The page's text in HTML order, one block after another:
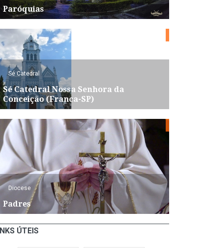
Paróquias
Sé Catedral
Sé Catedral Nossa Senhora da
Conceição (Franca-SP)
Diocese
Padres
ÚTEIS